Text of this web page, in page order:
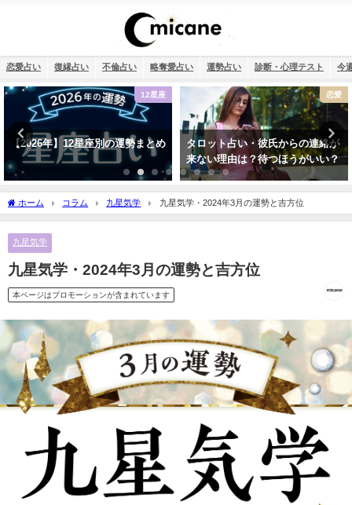
恋愛占い 復縁占い 不倫占い 略奪愛占い 運勢占い 診断・心理テスト 今
恋愛
タロット占い・彼氏からの連絡が
来ない理由は？待つほうがいい？
四柱推命・日柱(干支）
四柱推命で占う2026年のあなたの
運勢【生年月日で無料鑑定】
ホーム コラム 九星気学 九星気学・2024年3月の運勢と吉方位
九星気学
九星気学・2024年3月の運勢と吉方位
本ページはプロモーションが含まれています